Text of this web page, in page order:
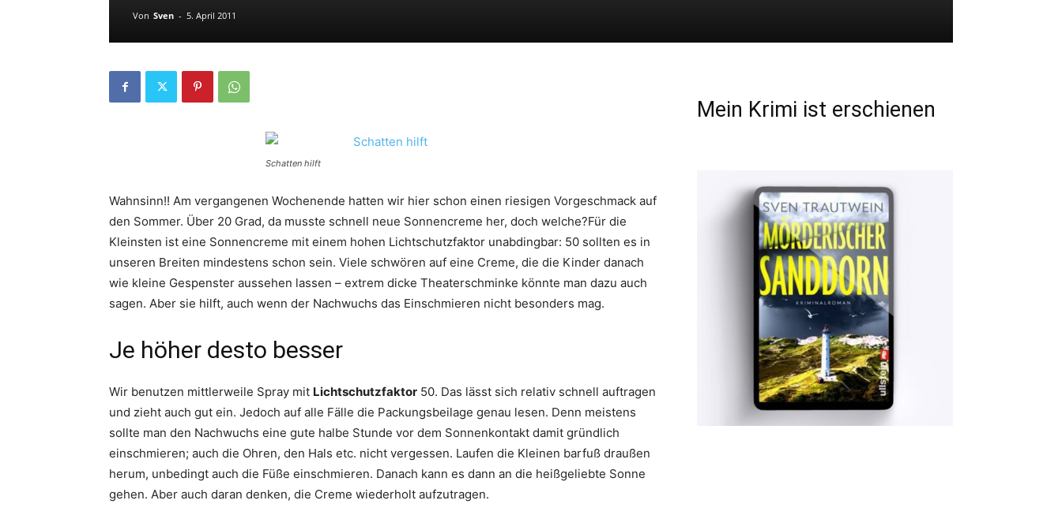
Von Sven - 5. April 2011
Schatten hilft
Wahnsinn!! Am vergangenen Wochenende hatten wir hier schon einen riesigen Vorgeschmack auf
den Sommer. Über 20 Grad, da musste schnell neue Sonnencreme her, doch welche?Für die
Kleinsten ist eine Sonnencreme mit einem hohen Lichtschutzfaktor unabdingbar: 50 sollten es in
unseren Breiten mindestens schon sein. Viele schwören auf eine Creme, die die Kinder danach
wie kleine Gespenster aussehen lassen – extrem dicke Theaterschminke könnte man dazu auch
sagen. Aber sie hilft, auch wenn der Nachwuchs das Einschmieren nicht besonders mag.
Je höher desto besser
Wir benutzen mittlerweile Spray mit Lichtschutzfaktor 50. Das lässt sich relativ schnell auftragen
und zieht auch gut ein. Jedoch auf alle Fälle die Packungsbeilage genau lesen. Denn meistens
sollte man den Nachwuchs eine gute halbe Stunde vor dem Sonnenkontakt damit gründlich
einschmieren; auch die Ohren, den Hals etc. nicht vergessen. Laufen die Kleinen barfuß draußen
herum, unbedingt auch die Füße einschmieren. Danach kann es dann an die heißgeliebte Sonne
gehen. Aber auch daran denken, die Creme wiederholt aufzutragen.
Mein Krimi ist erschienen